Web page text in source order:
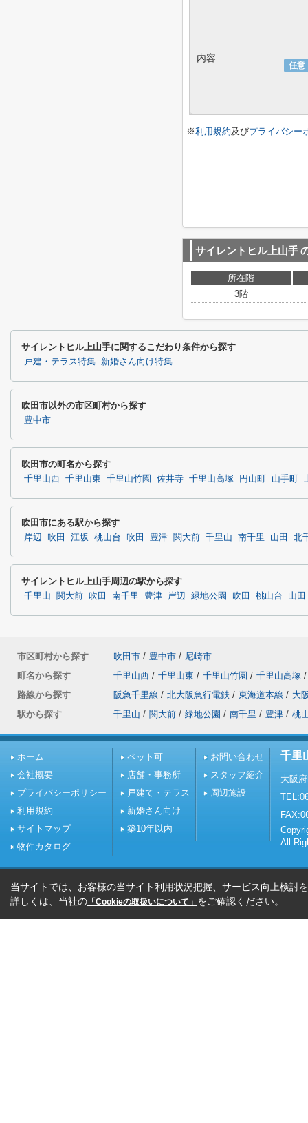
任意
内容
※利用規約及びプライバシー
サイレントヒル上山手
所在階
3階
サイレントヒル上山手に関するこだわり条件から探す
戸建・テラス特集 新婚さん向け特集
吹田市以外の市区町村から探す
豊中市
吹田市の町名から探す
千里山西 千里山東 千里山竹園 佐井寺 千里山高塚 円山町 山手町
吹田市にある駅から探す
岸辺 吹田 江坂 桃山台 吹田 豊津 関大前 千里山 南千里 山田 北
サイレントヒル上山手周辺の駅から探す
千里山 関大前 吹田 南千里 豊津 岸辺 緑地公園 吹田 桃山台 山田
市区町村から探す 吹田市 / 豊中市 / 尼崎市
町名から探す
千里山西 / 千里山東 / 千里山竹園 / 千里山高塚 /
路線から探す
阪急千里線 / 北大阪急行電鉄 / 東海道本線 / 大
駅から探す
千里山 / 関大前 / 緑地公園 / 南千里 / 豊津 / 桃
ホーム
会社概要
プライバシーポリシー
利用規約
サイトマップ
物件カタログ
ペット可
店舗・事務所
戸建て・テラス
新婚さん向け
築10年以内
お問い合わせ
スタッフ紹介
周辺施設
千里
大阪
All
当サイトでは、お客様の当サイト利用状況把握、サービス向上検討
詳しくは、当社の 「Cookieの取扱いについて」 をご確認ください。